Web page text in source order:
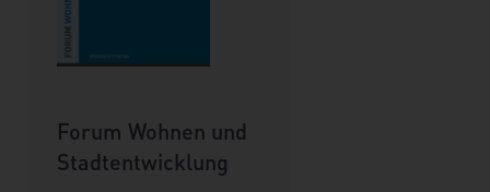
Forum Wohnen und
Stadtentwicklung